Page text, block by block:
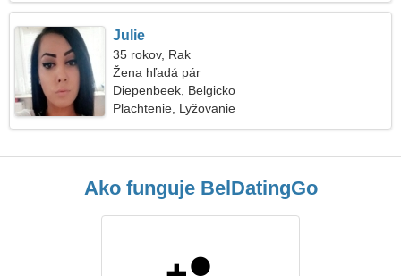
Julie
35 rokov, Rak
Žena hľadá pár
Diepenbeek, Belgicko
Plachtenie, Lyžovanie
Ako funguje BelDatingGo